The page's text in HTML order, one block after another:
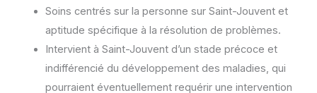
Soins centrés sur la personne sur Saint-Jouvent et
aptitude spécifique à la résolution de problèmes.
Intervient à Saint-Jouvent d’un stade précoce et
indifférencié du développement des maladies, qui
pourraient éventuellement requérir une intervention